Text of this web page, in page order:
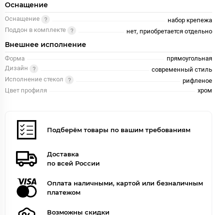
Оснащение
Оснащение
набор крепежа
Поддон в комплекте
нет, приобретается отдельно
Внешнее исполнение
Форма
прямоугольная
Дизайн
современный стиль
Исполнение стекол
рифленое
Цвет профиля
хром
Подберём товары по вашим требованиям
Доставка
по всей России
Оплата наличными, картой или безналичным
платежом
Возможны скидки